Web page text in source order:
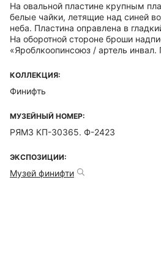
На овальной пластине крупным
белые чайки, летящие над синей
неба. Пластина оправлена в
На оборотной стороне броши
«Яроблкоопинсоюз / артель инвал.
КОЛЛЕКЦИЯ:
Финифть
МУЗЕЙНЫЙ НОМЕР:
РЯМЗ КП-30365. Ф-2423
ЭКСПОЗИЦИИ:
Музей финифти